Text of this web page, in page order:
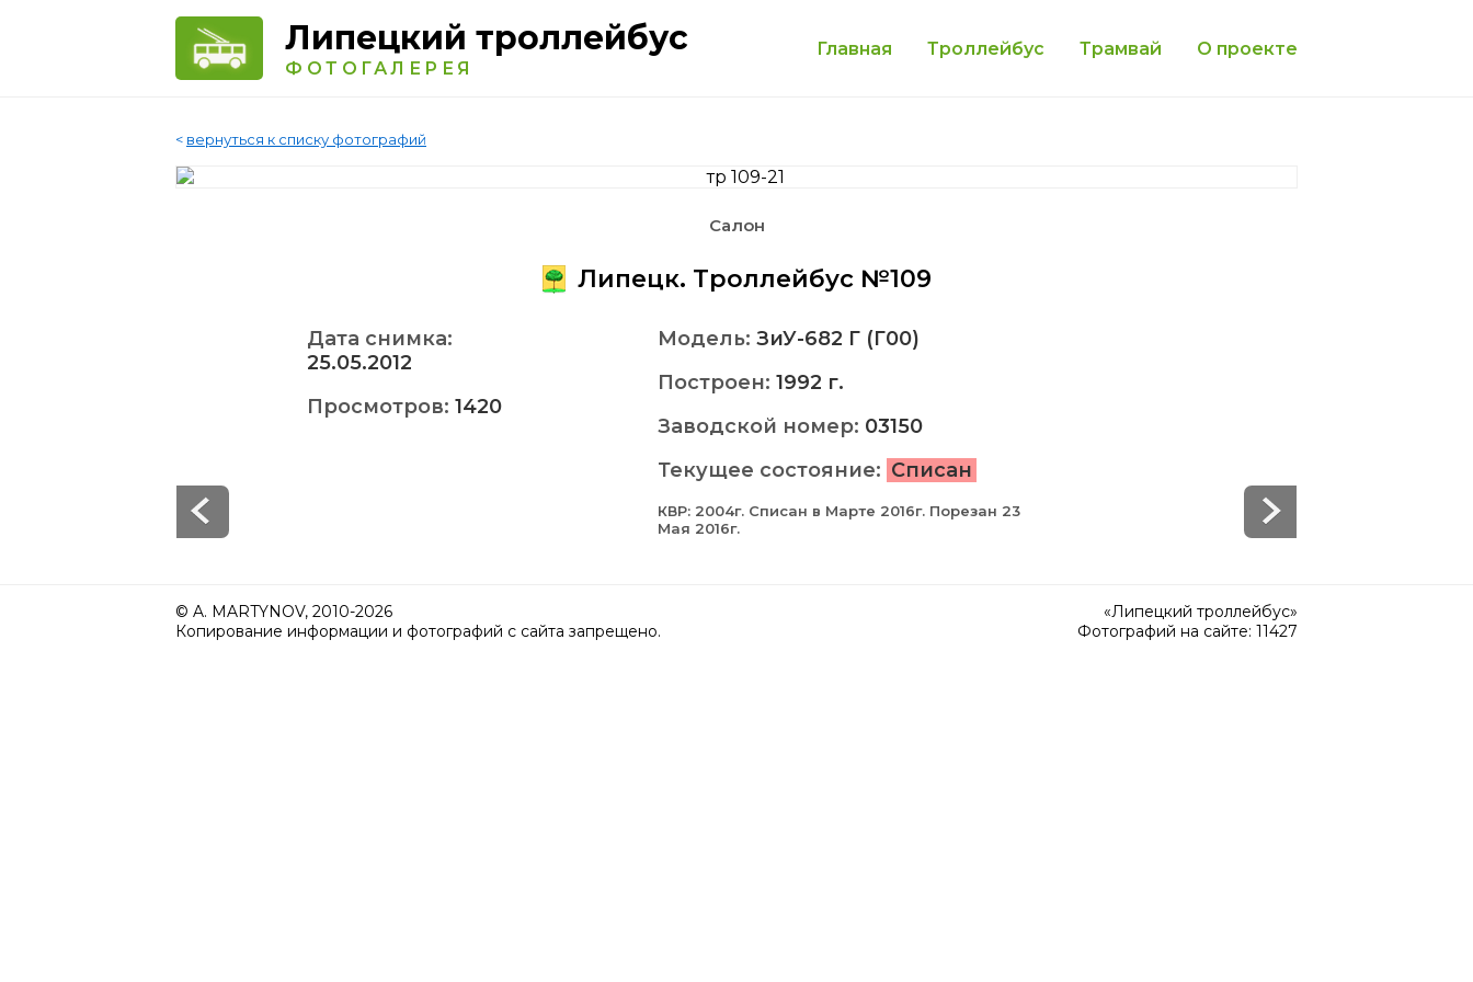
Липецкий троллейбус
ФОТОГАЛЕРЕЯ
Главная Троллейбус Трамвай О проекте
< вернуться к списку фотографий
Салон
Липецк. Троллейбус №109
Дата снимка:
25.05.2012
Просмотров: 1420
Модель: ЗиУ-682 Г (Г00)
Построен: 1992 г.
Заводской номер: 03150
Текущее состояние: Списан
КВР: 2004г. Списан в Марте 2016г. Порезан 23
Мая 2016г.
© A. MARTYNOV, 2010-2026
Копирование информации и фотографий с сайта запрещено.
«Липецкий троллейбус»
Фотографий на сайте: 11427